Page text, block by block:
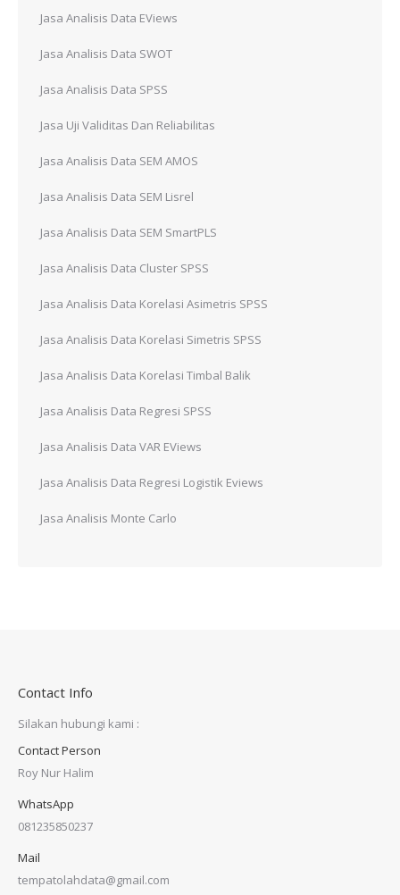
Jasa Analisis Data EViews
Jasa Analisis Data SWOT
Jasa Analisis Data SPSS
Jasa Uji Validitas Dan Reliabilitas
Jasa Analisis Data SEM AMOS
Jasa Analisis Data SEM Lisrel
Jasa Analisis Data SEM SmartPLS
Jasa Analisis Data Cluster SPSS
Jasa Analisis Data Korelasi Asimetris SPSS
Jasa Analisis Data Korelasi Simetris SPSS
Jasa Analisis Data Korelasi Timbal Balik
Jasa Analisis Data Regresi SPSS
Jasa Analisis Data VAR EViews
Jasa Analisis Data Regresi Logistik Eviews
Jasa Analisis Monte Carlo
Contact Info
Silakan hubungi kami :
Contact Person
Roy Nur Halim
WhatsApp
081235850237
Mail
tempatolahdata@gmail.com